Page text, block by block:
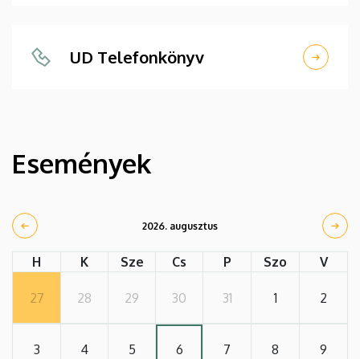
UD Telefonkönyv
Események
2026. augusztus
H K Sze Cs P Szo V
27 28 29 30 31 1 2
3 4 5 6 7 8 9